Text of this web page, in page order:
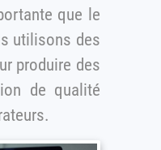
que le
produire des
de qualité
restaurateurs.